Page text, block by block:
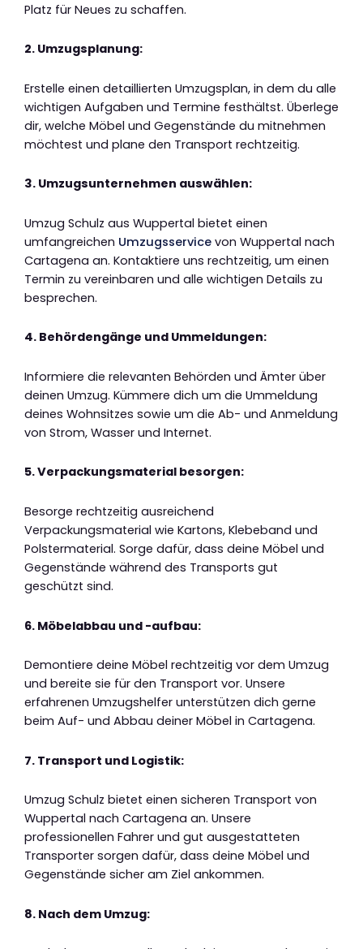
Platz für Neues zu schaffen.
2. Umzugsplanung:
Erstelle einen detaillierten Umzugsplan, in dem du alle
wichtigen Aufgaben und Termine festhältst. Überlege
dir, welche Möbel und Gegenstände du mitnehmen
möchtest und plane den Transport rechtzeitig.
3. Umzugsunternehmen auswählen:
Umzug Schulz aus Wuppertal bietet einen
umfangreichen Umzugsservice von Wuppertal nach
Cartagena an. Kontaktiere uns rechtzeitig, um einen
Termin zu vereinbaren und alle wichtigen Details zu
besprechen.
4. Behördengänge und Ummeldungen:
Informiere die relevanten Behörden und Ämter über
deinen Umzug. Kümmere dich um die Ummeldung
deines Wohnsitzes sowie um die Ab- und Anmeldung
von Strom, Wasser und Internet.
5. Verpackungsmaterial besorgen:
Besorge rechtzeitig ausreichend
Verpackungsmaterial wie Kartons, Klebeband und
Polstermaterial. Sorge dafür, dass deine Möbel und
Gegenstände während des Transports gut
geschützt sind.
6. Möbelabbau und -aufbau:
Demontiere deine Möbel rechtzeitig vor dem Umzug
und bereite sie für den Transport vor. Unsere
erfahrenen Umzugshelfer unterstützen dich gerne
beim Auf- und Abbau deiner Möbel in Cartagena.
7. Transport und Logistik:
Umzug Schulz bietet einen sicheren Transport von
Wuppertal nach Cartagena an. Unsere
professionellen Fahrer und gut ausgestatteten
Transporter sorgen dafür, dass deine Möbel und
Gegenstände sicher am Ziel ankommen.
8. Nach dem Umzug: